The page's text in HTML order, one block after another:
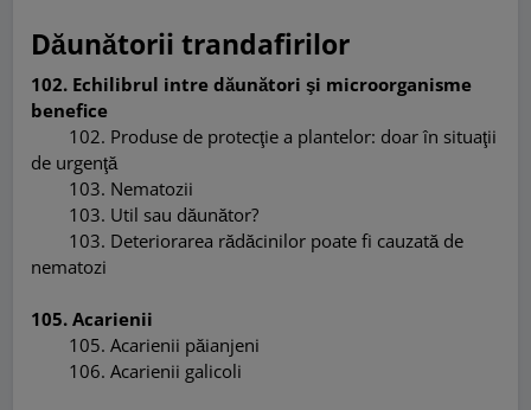
Dăunătorii trandafirilor
102. Echilibrul intre dăunători şi microorganisme
benefice
102. Produse de protecţie a plantelor: doarîn situaţii
de urgenţă
103. Nematozii
103. Util sau dăunător?
103. Deteriorarea rădăcinilor poate fi cauzată de
nematozi
105. Acarienii
105. Acarienii păianjeni
106. Acarienii galicoli